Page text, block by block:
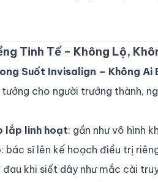
Tinh Tế – Không Lộ,
Suốt Invisalign – Không Ai
cho người trưởng thành,
lắp linh hoạt: gần như vô hình
: bác sĩ lên kế hoạch điều trị
đau khi siết dây như mắc cài